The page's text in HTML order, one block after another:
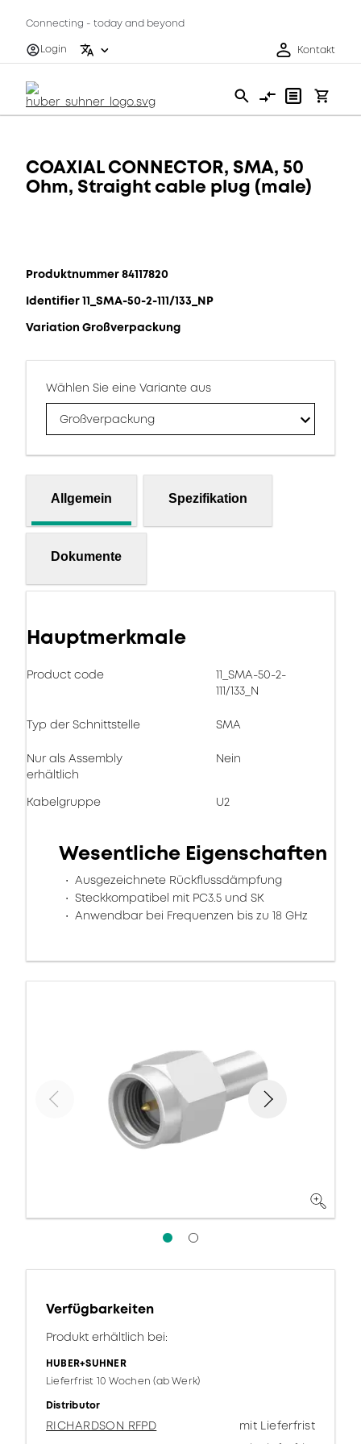
Connecting - today and beyond
Login
Kontakt
COAXIAL CONNECTOR, SMA, 50
Ohm, Straight cable plug (male)
Produktnummer 84117820
Identifier 11_SMA-50-2-111/133_NP
Variation Großverpackung
Wählen Sie eine Variante aus
Großverpackung
Allgemein Spezifikation
Dokumente
Hauptmerkmale
Product code
11_SMA-50-2-
111/133_N
Typ der Schnittstelle SMA
Nur als Assembly
erhältlich
Nein
Kabelgruppe U2
Wesentliche Eigenschaften
Ausgezeichnete Rückflussdämpfung
Steckkompatibel mit PC3.5 und SK
Anwendbar bei Frequenzen bis zu 18 GHz
Verfügbarkeiten
Produkt erhältlich bei:
HUBER+SUHNER
Lieferfrist 10 Wochen (ab Werk)
Distributor
RICHARDSON RFPD
mit Lieferfrist